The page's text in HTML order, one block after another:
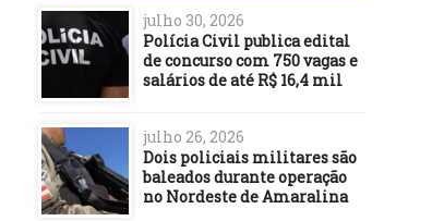
julho 30, 2026
Polícia Civil publica edital
de concurso com 750 vagas e
salários de até R$ 16,4 mil
julho 26, 2026
Dois policiais militares são
baleados durante operação
no Nordeste de Amaralina